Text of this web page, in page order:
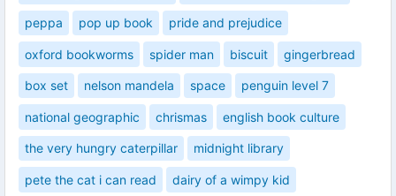
peppa pop up book pride and prejudice
oxford bookworms spider man biscuit gingerbread
box set nelson mandela space penguin level 7
national geographic chrismas english book culture
the very hungry caterpillar midnight library
pete the cat i can read dairy of a wimpy kid